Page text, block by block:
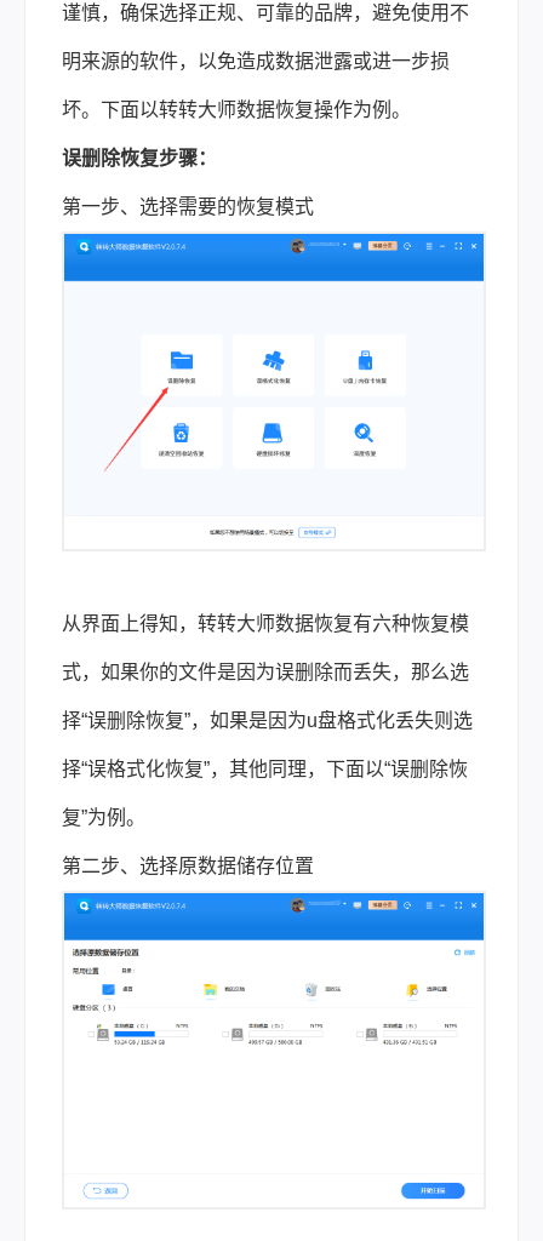
谨慎，确保选择正规、可靠的品牌，避免使用不
明来源的软件，以免造成数据泄露或进一步损
坏。下面以转转大师数据恢复操作为例。
误删除恢复步骤：
第一步、选择需要的恢复模式
从界面上得知，转转大师数据恢复有六种恢复模
式，如果你的文件是因为误删除而丢失，那么选
择“误删除恢复”，如果是因为u盘格式化丢失则选
择“误格式化恢复”，其他同理，下面以“误删除恢
复”为例。
第二步、选择原数据储存位置